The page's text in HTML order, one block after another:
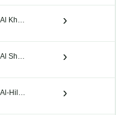
Al Khaleej Saihat ›
Al Shabab ›
Al-Hilal Saudi FC ›